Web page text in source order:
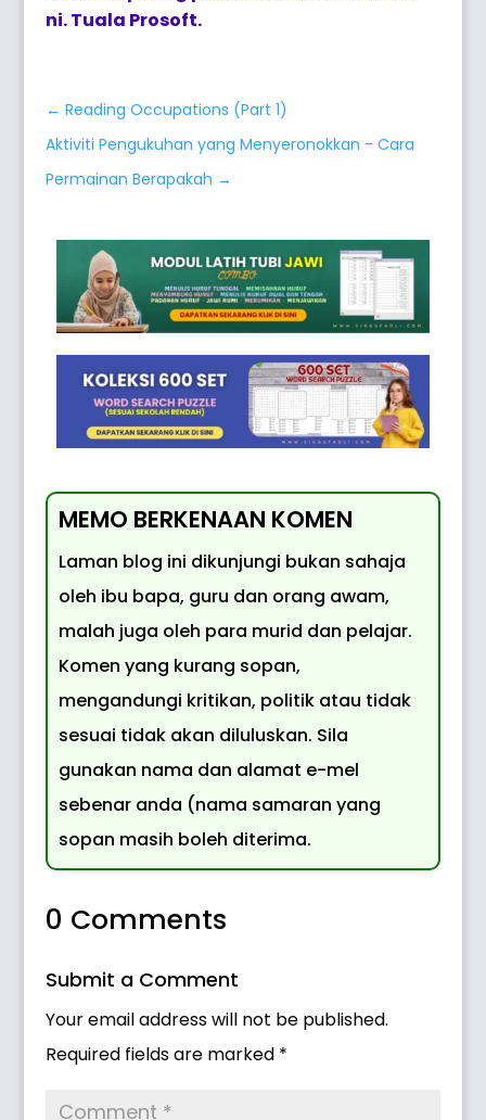
ni. Tuala Prosoft.
←Reading Occupations (Part 1)
Aktiviti Pengukuhan yang Menyeronokkan - Cara
Permainan Berapakah →
MEMO BERKENAAN KOMEN
Laman blog ini dikunjungi bukan sahaja
oleh ibu bapa, guru dan orang awam,
malah juga oleh para murid dan pelajar.
Komen yang kurang sopan,
mengandungi kritikan, politik atau tidak
sesuai tidak akan diluluskan. Sila
gunakan nama dan alamat e-mel
sebenar anda (nama samaran yang
sopan masih boleh diterima.
0 Comments
Submit a Comment
Your email address will not be published.
Required fields are marked *